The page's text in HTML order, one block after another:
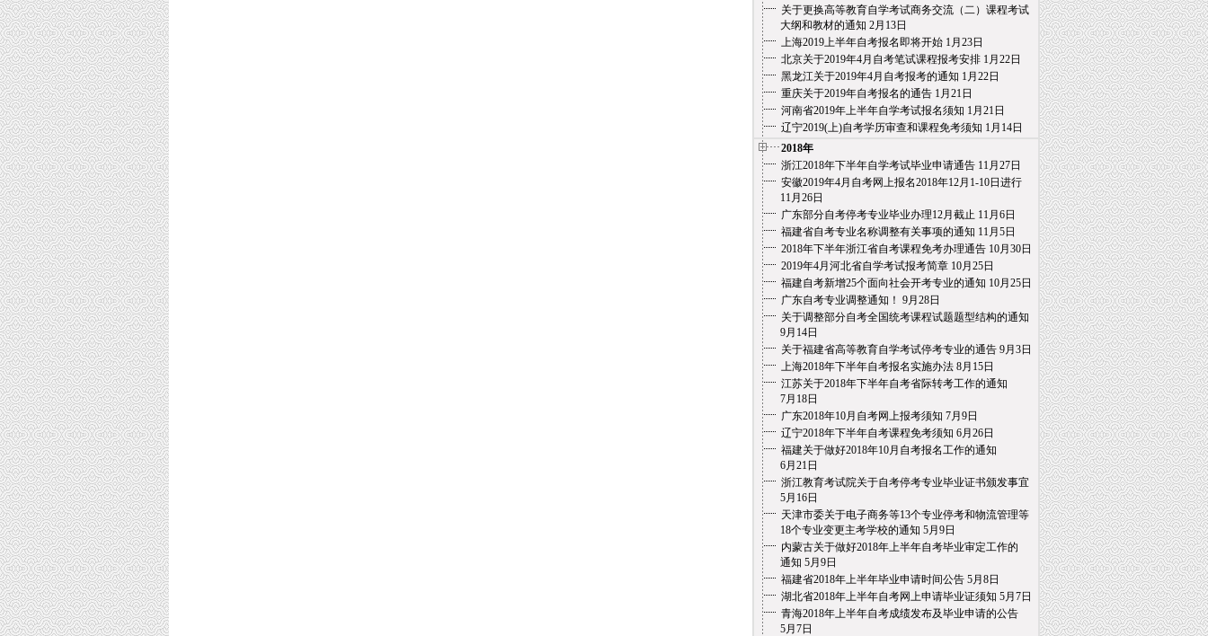
关于更换高等教育自学考试商务交流（二）课程考试
大纲和教材的通知 2月13日
上海2019上半年自考报名即将开始1月23日
北京关于2019年4月自考笔试课程报考安排1月22日
黑龙江关于2019年4月自考报考的通知 1月22日
重庆关于2019年自考报名的通告1月21日
河南省2019年上半年自学考试报名须知 1月21日
辽宁2019(上)自考学历审查和课程免考须知 1月14日
2018年
浙江2018年下半年自学考试毕业申请通告11月27日
安徽2019年4月自考网上报名2018年12月1-10日进行
11月26日
广东部分自考停考专业毕业办理12月截止 11月6日
福建省自考专业名称调整有关事项的通知 11月5日
2018年下半年浙江省自考课程免考办理通告10月30日
2019年4月河北省自学考试报考简章10月25日
福建自考新增25个面向社会开考专业的通知 10月25日
广东自考专业调整通知！ 9月28日
关于调整部分自考全国统考课程试题题型结构的通知
9月14日
关于福建省高等教育自学考试停考专业的通告9月3日
上海2018年下半年自考报名实施办法8月15日
江苏关于2018年下半年自考省际转考工作的通知
7月18日
广东2018年10月自考网上报考须知 7月9日
辽宁2018年下半年自考课程免考须知 6月26日
福建关于做好2018年10月自考报名工作的通知
6月21日
浙江教育考试院关于自考停考专业毕业证书颁发事宜
5月16日
天津市委关于电子商务等13个专业停考和物流管理等
18个专业变更主考学校的通知 5月9日
内蒙古关于做好2018年上半年自考毕业审定工作的
通知 5月9日
福建省2018年上半年毕业申请时间公告5月8日
湖北省2018年上半年自考网上申请毕业证须知 5月7日
青海2018年上半年自考成绩发布及毕业申请的公告
5月7日